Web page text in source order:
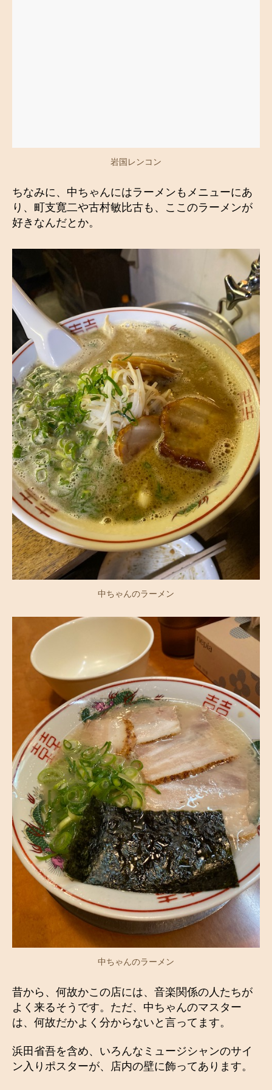
岩国レンコン
ちなみに、中ちゃんにはラーメンもメニューにあ
り、町支寛二や古村敏比古も、ここのラーメンが
好きなんだとか。
中ちゃんのラーメン
中ちゃんのラーメン
昔から、何故かこの店には、音楽関係の人たちが
よく来るそうです。ただ、中ちゃんのマスター
は、何故だかよく分からないと言ってます。
浜田省吾を含め、いろんなミュージシャンのサイ
ン入りポスターが、店内の壁に飾ってあります。